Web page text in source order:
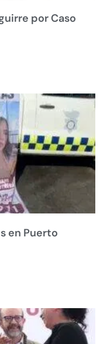
por Caso
en Puerto